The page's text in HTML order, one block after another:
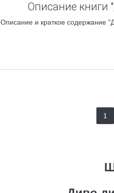
Описание книги
Описание и краткое содержание
1